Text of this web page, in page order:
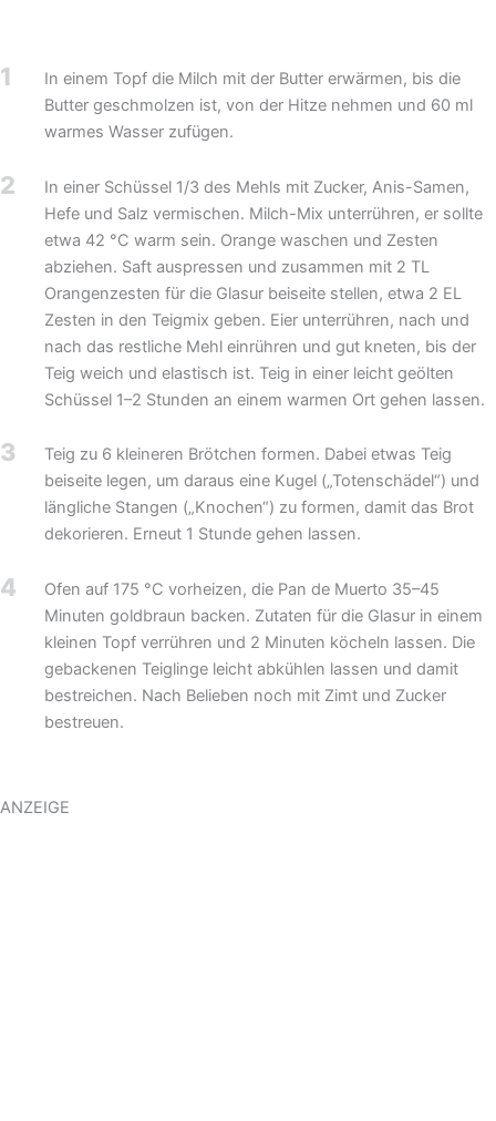
1
In einem Topf die Milch mit der Butter erwärmen, bis die
Butter geschmolzen ist, von der Hitze nehmen und 60 ml
warmes Wasser zufügen.
2
In einer Schüssel 1/3 des Mehls mit Zucker, Anis-Samen,
Hefe und Salz vermischen. Milch-Mix unterrühren, er sollte
etwa 42 °C warm sein. Orange waschen und Zesten
abziehen. Saft auspressen und zusammen mit 2 TL
Orangenzesten für die Glasur beiseite stellen, etwa 2 EL
Zesten in den Teigmix geben. Eier unterrühren, nach und
nach das restliche Mehl einrühren und gut kneten, bis der
Teig weich und elastisch ist. Teig in einer leicht geölten
Schüssel 1–2 Stunden an einem warmen Ort gehen lassen.
3
Teig zu 6 kleineren Brötchen formen. Dabei etwas Teig
beiseite legen, um daraus eine Kugel („Totenschädel“) und
längliche Stangen („Knochen“) zu formen, damit das Brot
dekorieren. Erneut 1 Stunde gehen lassen.
4
Ofen auf 175 °C vorheizen, die Pan de Muerto 35–45
Minuten goldbraun backen. Zutaten für die Glasur in einem
kleinen Topf verrühren und 2 Minuten köcheln lassen. Die
gebackenen Teiglinge leicht abkühlen lassen und damit
bestreichen. Nach Belieben noch mit Zimt und Zucker
bestreuen.
ANZEIGE